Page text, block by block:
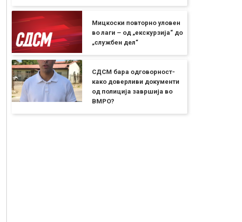
Мицкоски повторно уловен
во лаги – од „екскурзија“ до
„службен дел“
СДСМ бара одговорност-
како доверливи документи
од полиција завршија во
ВМРО?